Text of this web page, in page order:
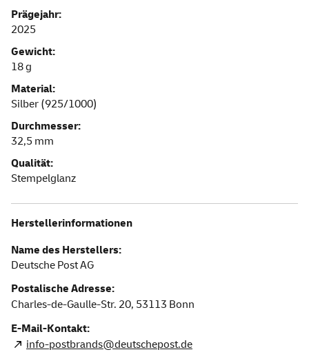
Prägejahr:
2025
Gewicht:
18 g
Material:
Silber (925/1000)
Durchmesser:
32,5 mm
Qualität:
Stempelglanz
Herstellerinformationen
Name des Herstellers:
Deutsche Post AG
Postalische Adresse:
Charles-de-Gaulle-Str. 20, 53113 Bonn
E-Mail-Kontakt:
info-postbrands@deutschepost.de